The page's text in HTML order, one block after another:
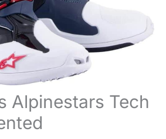
Alpinestars Tech